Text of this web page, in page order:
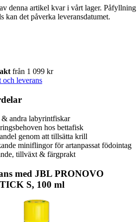
denna artikel kvar i vårt lager. Påfyllning
kan det påverka leveransdatumet.
från 1 099 kr
leverans
andra labyrintfiskar
hos bettafisk
genom att tillsätta krill
miniflingor för artanpassat födointag
tillväxt & färgprakt
med JBL PRONOVO
S, 100 ml